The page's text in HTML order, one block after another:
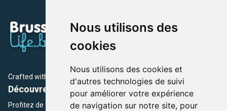
Nous utilisons des
cookies
Nous utilisons des cookies et
d'autres technologies de suivi
pour améliorer votre expérience
de navigation sur notre site, pour
Crafted with by Brusselslife Team
Découvrez plus de 12 000 adresses et événements
Profitez de toutes les sections de BrusselsLife.be et découvrez